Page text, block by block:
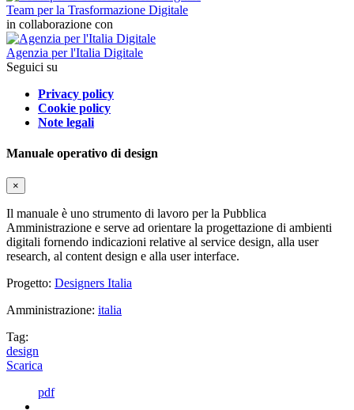
Team per la Trasformazione Digitale
in collaborazione con
Agenzia per l'Italia Digitale
Seguici su
Privacy policy
Cookie policy
Note legali
Manuale operativo di design
×
Il manuale è uno strumento di lavoro per la Pubblica
Amministrazione e serve ad orientare la progettazione di ambienti
digitali fornendo indicazioni relative al service design, alla user
research, al content design e alla user interface.
Progetto: Designers Italia
Amministrazione: italia
Tag:
design
Scarica
pdf